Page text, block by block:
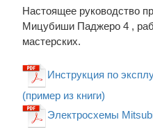
Настоящее руководство
Мицубиши Паджеро 4 ,
мастерских.
Инструкция по
(пример из книги)
Электросхемы